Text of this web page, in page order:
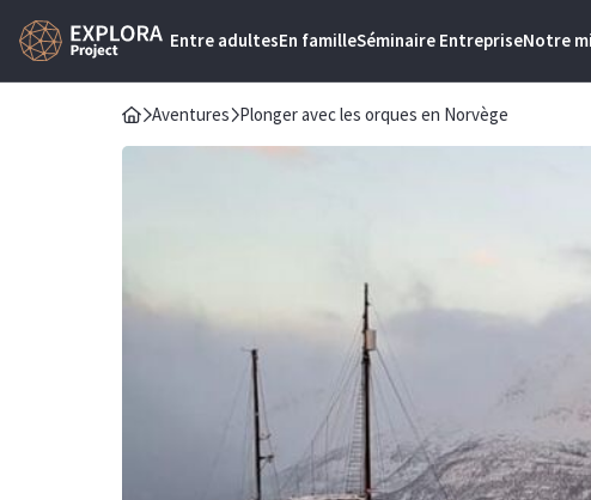
Entre adultesEn familleSéminaire EntrepriseNotre
Aventures Plonger avec les orques en Norvège